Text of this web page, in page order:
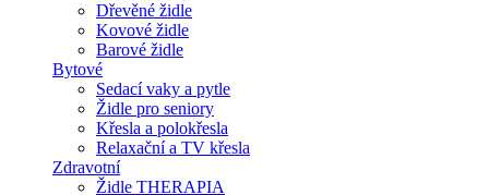
Dřevěné židle
Kovové židle
Barové židle
Bytové
Sedací vaky a pytle
Židle pro seniory
Křesla a polokřesla
Relaxační a TV křesla
Zdravotní
Židle THERAPIA